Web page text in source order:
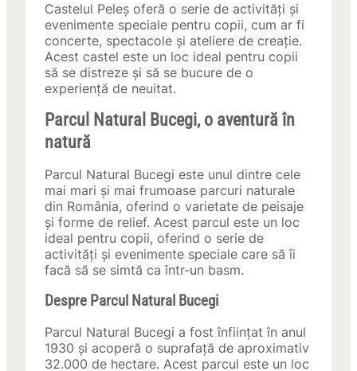
Castelul Peleș oferă o serie de activități și
evenimente speciale pentru copii, cum ar fi
concerte, spectacole și ateliere de creație.
Acest castel este un loc ideal pentru copii
să se distreze și să se bucure de o
experiență de neuitat.
Parcul Natural Bucegi, o aventură în
natură
Parcul Natural Bucegi este unul dintre cele
mai mari și mai frumoase parcuri naturale
din România, oferind o varietate de peisaje
și forme de relief. Acest parcul este un loc
ideal pentru copii, oferind o serie de
activități și evenimente speciale care să îi
facă să se simtă ca într-un basm.
Despre Parcul Natural Bucegi
Parcul Natural Bucegi a fost înființat în anul
1930 și acoperă o suprafață de aproximativ
32.000 de hectare. Acest parcul este un loc